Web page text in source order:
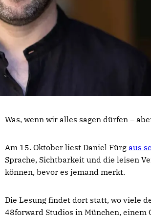
Was, wenn wir alles sagen dürfen –
Am 15. Oktober liest Daniel Fürg aus
Sprache, Sichtbarkeit und die leisen
können, bevor es jemand merkt.
Die Lesung findet dort statt, wo viele
48forward Studios in München, einem